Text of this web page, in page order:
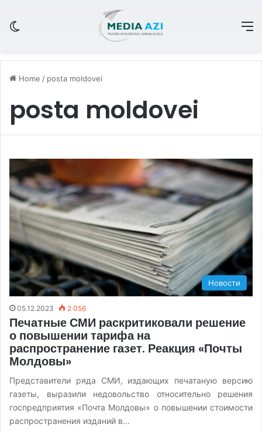
Home / posta moldovei
posta moldovei
Новости
05.12.2023 2 056
Печатные СМИ раскритиковали решение
о повышении тарифа на
распространение газет. Реакция «Почты
Молдовы»
Представители ряда СМИ, издающих печатаную версию
газеты, выразили недовольство относительно решения
госпредприятия «Почта Молдовы» о повышении стоимости
распространения изданий в…